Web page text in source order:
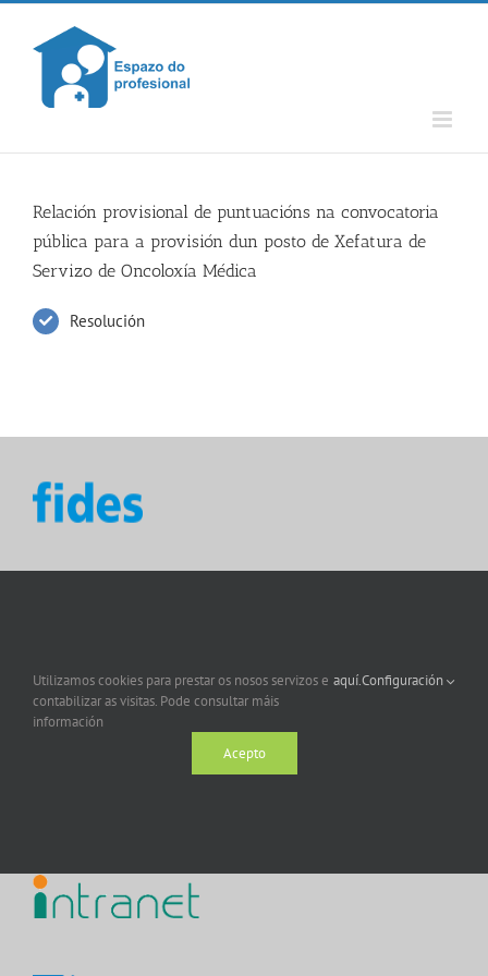
Skip
content
Relación provisional de puntuacións na convocatoria
pública para a provisión dun posto de Xefatura de
Servizo de Oncoloxía Médica
Resolución
Utilizamos cookies para prestar os nosos servizos e
contabilizar as visitas. Pode consultar máis
información
aquí.Configuración
Acepto